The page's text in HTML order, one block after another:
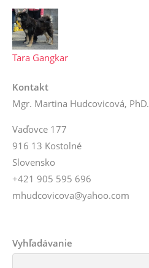
Tara Gangkar
Kontakt
Mgr. Martina Hudcovicová, PhD.
Vaďovce 177
916 13 Kostolné
Slovensko
+421 905 595 696
mhudcovicova@yahoo.com
Vyhľadávanie